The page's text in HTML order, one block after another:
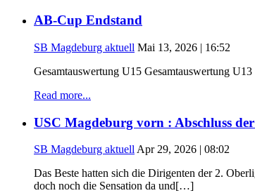
AB-Cup Endstand
SB Magdeburg aktuell Mai 13, 2026 | 16:52
Gesamtauswertung U15 Gesamtauswertung
Read more...
USC Magdeburg vorn : Abschluss
SB Magdeburg aktuell Apr 29, 2026 | 08:02
Das Beste hatten sich die Dirigenten der 2.
doch noch die Sensation da und[…]